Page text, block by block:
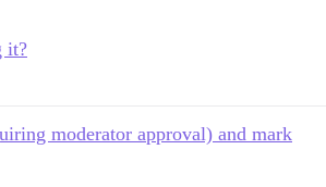
it?
moderator approval) and mark